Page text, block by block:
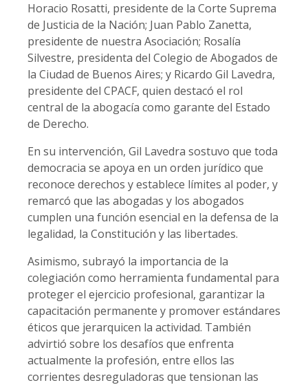
Horacio Rosatti, presidente de la Corte Suprema
de Justicia de la Nación; Juan Pablo Zanetta,
presidente de nuestra Asociación; Rosalía
Silvestre, presidenta del Colegio de Abogados de
la Ciudad de Buenos Aires; y Ricardo Gil Lavedra,
presidente del CPACF, quien destacó el rol
central de la abogacía como garante del Estado
de Derecho.
En su intervención, Gil Lavedra sostuvo que toda
democracia se apoya en un orden jurídico que
reconoce derechos y establece límites al poder, y
remarcó que las abogadas y los abogados
cumplen una función esencial en la defensa de la
legalidad, la Constitución y las libertades.
Asimismo, subrayó la importancia de la
colegiación como herramienta fundamental para
proteger el ejercicio profesional, garantizar la
capacitación permanente y promover estándares
éticos que jerarquicen la actividad. También
advirtió sobre los desafíos que enfrenta
actualmente la profesión, entre ellos las
corrientes desreguladoras que tensionan las